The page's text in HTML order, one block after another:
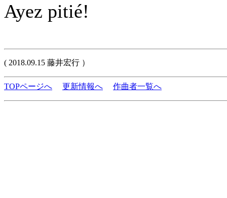
Ayez pitié!
( 2018.09.15 藤井宏行 ）
TOPページへ 更新情報へ 作曲者一覧へ